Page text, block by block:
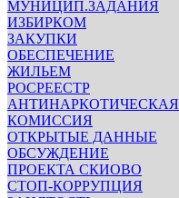
МУНИЦИП.ЗАДАНИЯ
ИЗБИРКОМ
ЗАКУПКИ
ОБЕСПЕЧЕНИЕ
ЖИЛЬЕМ
РОСРЕЕСТР
АНТИНАРКОТИЧЕСКАЯ
КОМИССИЯ
ОТКРЫТЫЕ ДАННЫЕ
ОБСУЖДЕНИЕ
ПРОЕКТА СКИОВО
СТОП-КОРРУПЦИЯ